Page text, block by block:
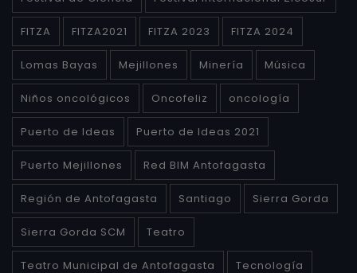
FITZA FITZA2021 FITZA 2023 FITZA 2024
Lomas Bayas Mejillones Minería Música
Niños oncológicos Oncofeliz oncología
Puerto de Ideas Puerto de Ideas 2021
Puerto Mejillones Red BIM Antofagasta
Región de Antofagasta Santiago Sierra Gorda
Sierra Gorda SCM Teatro
Teatro Municipal de Antofagasta Tecnología